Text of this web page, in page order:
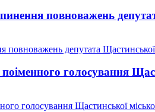
повноважень
депутата Щастинської
голосування
голосування Щастинської